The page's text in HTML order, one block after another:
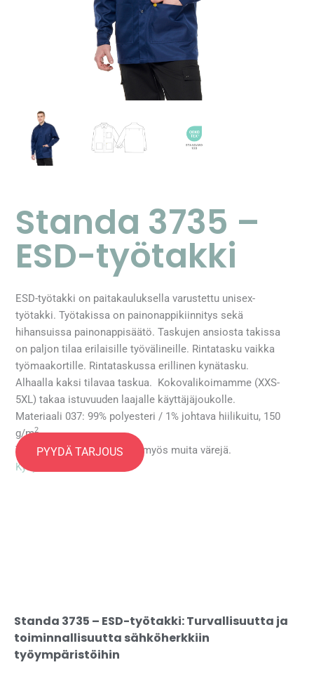
Standa 3735 –
ESD-työtakki
ESD-työtakki on paitakauluksella varustettu unisex-
työtakki. Työtakissa on painonappikiinnitys sekä
hihansuissa painonappisäätö. Taskujen ansiosta takissa
on paljon tilaa erilaisille työvälineille. Rintatasku vaikka
työmaakortille. Rintataskussa erillinen kynätasku.
Alhaalla kaksi tilavaa taskua. Kokovalikoimamme (XXS-
5XL) takaa istuvuuden laajalle käyttäjäjoukolle.
Materiaali 037: 99% polyesteri / 1% johtava hiilikuitu, 150
g/m2
Tilaustuotteena saatavana myös muita värejä.
Kysy lisää
PYYDÄ TARJOUS
Standa 3735 – ESD-työtakki: Turvallisuutta ja
toiminnallisuutta sähköherkkiin
työympäristöihin